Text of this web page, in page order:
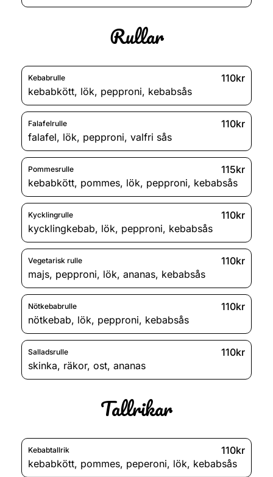
Rullar
Kebabrulle
110kr
kebabkött, lök, pepproni, kebabsås
Falafelrulle
110kr
falafel, lök, pepproni, valfri sås
Pommesrulle
115kr
kebabkött, pommes, lök, pepproni, kebabsås
Kycklingrulle
110kr
kycklingkebab, lök, pepproni, kebabsås
Vegetarisk rulle
110kr
majs, pepproni, lök, ananas, kebabsås
Nötkebabrulle
110kr
nötkebab, lök, pepproni, kebabsås
Salladsrulle
110kr
skinka, räkor, ost, ananas
Tallrikar
Kebabtallrik
110kr
kebabkött, pommes, peperoni, lök, kebabsås